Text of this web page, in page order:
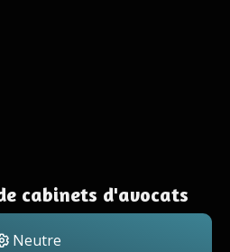
cabinets d'avocats
Neutre